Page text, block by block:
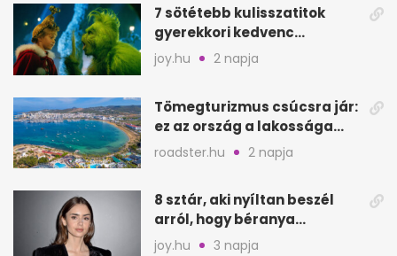
7 sötétebb kulisszatitok
gyerekkori kedvenc
filmjeinkről a Joy szerint
joy.hu 2 napja
Tömegturizmus csúcsra jár:
ez az ország a lakossága
kétszeresét fogadja
roadster.hu 2 napja
8 sztár, aki nyíltan beszél
arról, hogy béranya
segítette a családalapítást
joy.hu 3 napja